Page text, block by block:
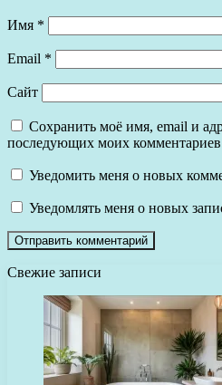
Имя *
Email *
Сайт
Сохранить моё имя, email и
последующих моих
Уведомить меня о новых
Уведомлять меня о новых
Свежие записи